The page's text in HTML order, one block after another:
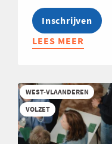
Inschrijven
LEES MEER
ABOUT
HAPPENING
WEST-VLAANDEREN
VOLZET